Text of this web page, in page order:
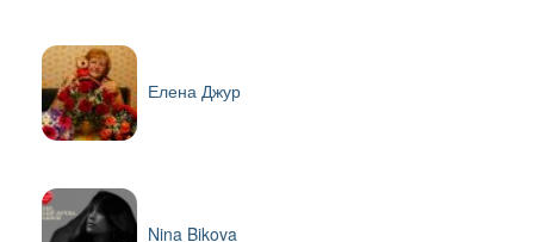
Елена Джур
Nina Bikova